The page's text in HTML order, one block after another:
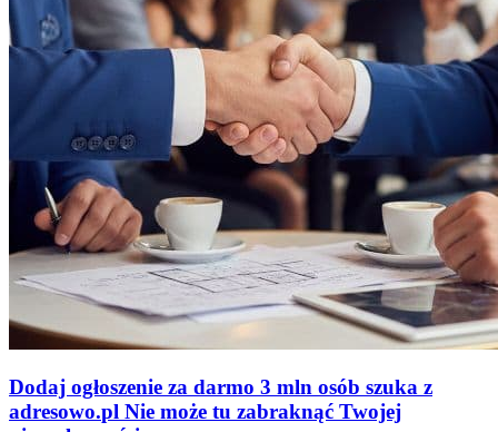
Dodaj ogłoszenie za darmo 3 mln osób szuka z
adresowo.pl Nie może tu zabraknąć Twojej